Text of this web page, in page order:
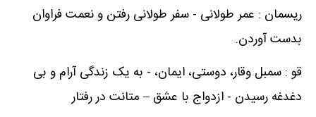
ریسمان : عمر طولانی - سفر طولانی رفتن و نعمت فراوان
بدست آوردن.
قو : سمبل وقار، دوستی، ایمان، - به یک زندگی آرام و بی
دغدغه رسیدن - ازدواج با عشق – متانت در رفتار